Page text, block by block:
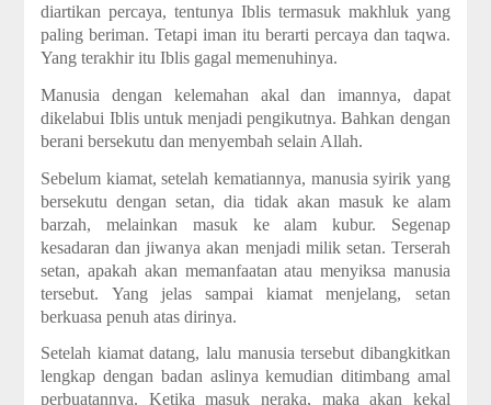
diartikan percaya, tentunya Iblis termasuk makhluk yang
paling beriman. Tetapi iman itu berarti percaya dan taqwa.
Yang terakhir itu Iblis gagal memenuhinya.
Manusia dengan kelemahan akal dan imannya, dapat
dikelabui Iblis untuk menjadi pengikutnya. Bahkan dengan
berani bersekutu dan menyembah selain Allah.
Sebelum kiamat, setelah kematiannya, manusia syirik yang
bersekutu dengan setan, dia tidak akan masuk ke alam
barzah, melainkan masuk ke alam kubur. Segenap
kesadaran dan jiwanya akan menjadi milik setan. Terserah
setan, apakah akan memanfaatan atau menyiksa manusia
tersebut. Yang jelas sampai kiamat menjelang, setan
berkuasa penuh atas dirinya.
Setelah kiamat datang, lalu manusia tersebut dibangkitkan
lengkap dengan badan aslinya kemudian ditimbang amal
perbuatannya. Ketika masuk neraka, maka akan kekal